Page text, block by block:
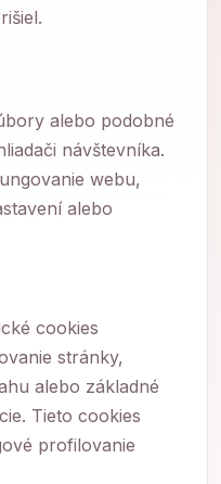
alebo podobné
návštevníka.
webu,
alebo
cookies
stránky,
alebo základné
Tieto cookies
profilovanie